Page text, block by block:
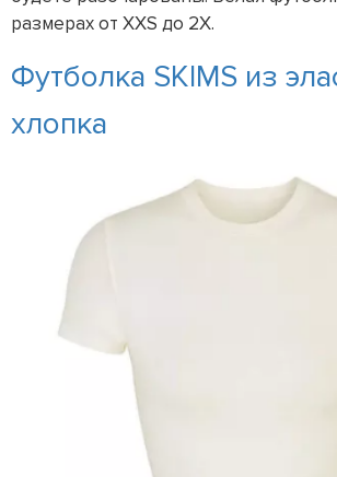
размерах от XXS до 2X.
Футболка SKIMS из
хлопка